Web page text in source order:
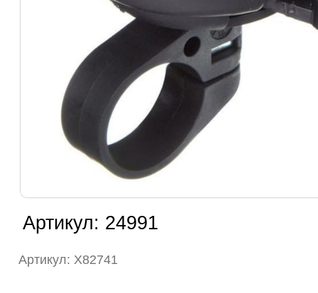
Артикул: 24991
Артикул: Х82741